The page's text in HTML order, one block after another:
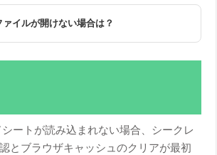
イルが開けない場合は？
ートが読み込まれない場合、シークレ
とブラウザキャッシュのクリアが最初